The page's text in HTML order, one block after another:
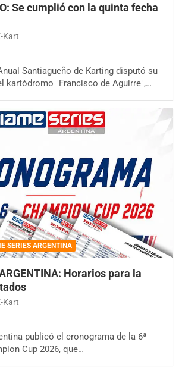
Se cumplió con la quinta fecha
Kart
Santiagueño de Karting disputó su
kartódromo "Francisco de Aguirre",…
SERIES ARGENTINA
Horarios para la
Kart
publicó el cronograma de la 6ª
Cup 2026, que…